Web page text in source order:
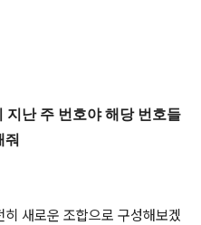
지난 주 번호야 해당 번호들
줘
새로운 조합으로 구성해보겠